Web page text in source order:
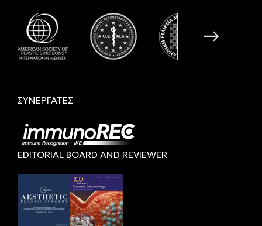
ΣΥΝΕΡΓΑΤΕΣ
EDITORIAL BOARD AND REVIEWER